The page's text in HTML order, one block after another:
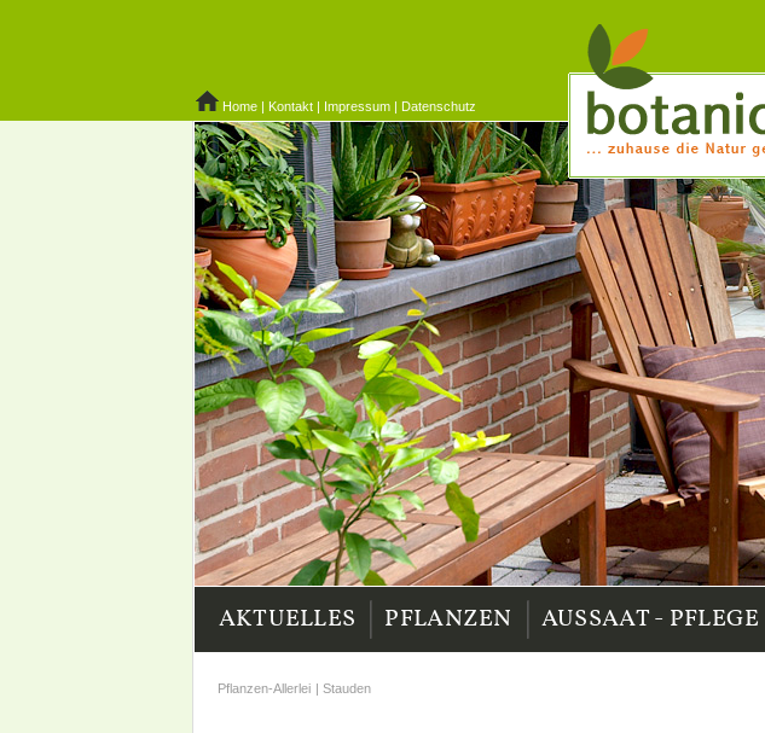
Home | Kontakt | Impressum | Datenschutz
AKTUELLES | PFLANZEN | AUSSAAT -
Pflanzen-Allerlei | Stauden